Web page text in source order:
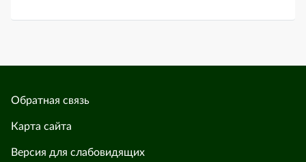
Обратная связь
Карта сайта
Версия для слабовидящих